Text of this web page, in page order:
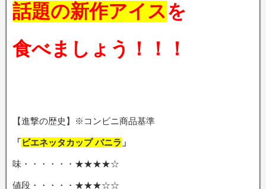
話題の新作アイスを
食べましょう！！！
【進撃の歴史】※コンビニ商品基準
「ビエネッタカップ バニラ 」
味・・・・・・★★★★☆
値段・・・・・★★★☆☆